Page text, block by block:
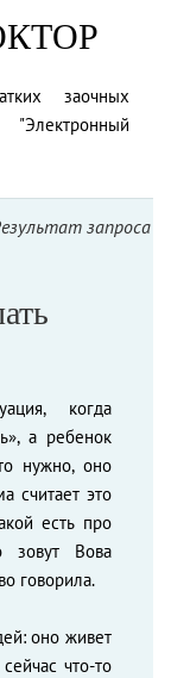
заочных
"Электронный
запроса
когда
а ребенок
нужно, оно
считает это
есть про
зовут Вова
говорила.
оно живет
что-то